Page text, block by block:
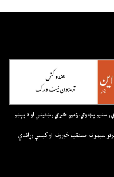
رسنيو پټ وي. زموږ خبري رښتيني او د پېښو
سيمو نه مستقيم خبرونه او کيسې وړاندې